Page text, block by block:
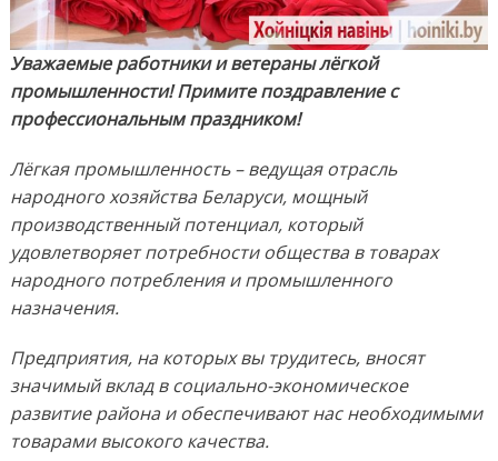
Уважаемые работники и ветераны лёгкой
промышленности! Примите поздравление с
профессиональным праздником!
Лёгкая промышленность – ведущая отрасль
народного хозяйства Беларуси, мощный
производственный потенциал, который
удовлетворяет потребности общества в товарах
народного потребления и промышленного
назначения.
Предприятия, на которых вы трудитесь, вносят
значимый вклад в социально-экономическое
развитие района и обеспечивают нас необходимыми
товарами высокого качества.